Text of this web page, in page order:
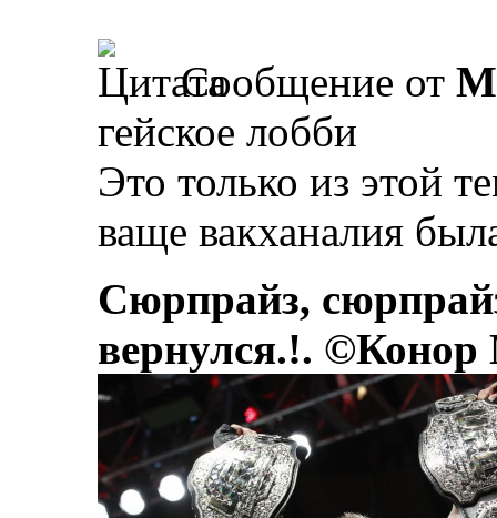
Сообщение от
гейское лобби
Это только из этой
ваще вакханалия
Сюрпрайз,
вернулся.!.